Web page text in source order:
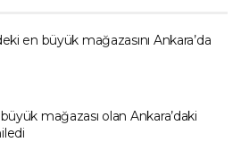
en büyük mağazasını Ankara’da
mağazası olan Ankara’daki